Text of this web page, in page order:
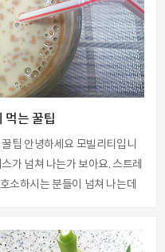
화가 되지 않는다는 단점이 있
먹는 꿀팁
팁 안녕하세요 모빌리티입니
가 넘쳐 나는가 보아요. 스트레
소하시는 분들이 넘쳐 나는데
는 볼수 없는 GTF크롬의 성분